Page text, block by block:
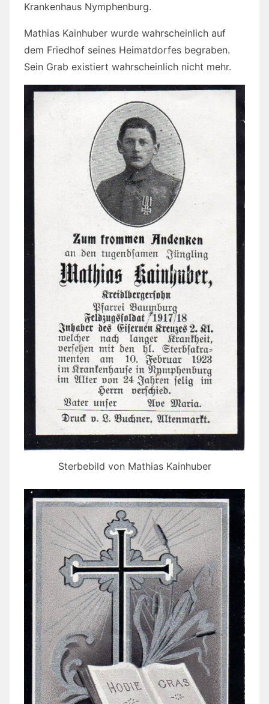
Krankenhaus Nymphenburg.
Mathias Kainhuber wurde wahrscheinlich auf
dem Friedhof seines Heimatdorfes begraben.
Sein Grab existiert wahrscheinlich nicht mehr.
Sterbebild von Mathias Kainhuber